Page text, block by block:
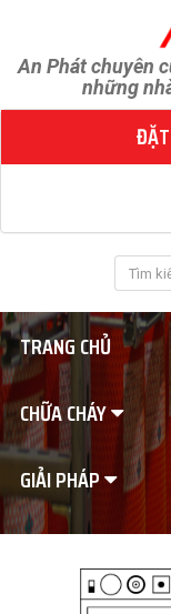
An Phát chuyên
những
TRANG CHỦ
CHỮA CHÁY
GIẢI PHÁP